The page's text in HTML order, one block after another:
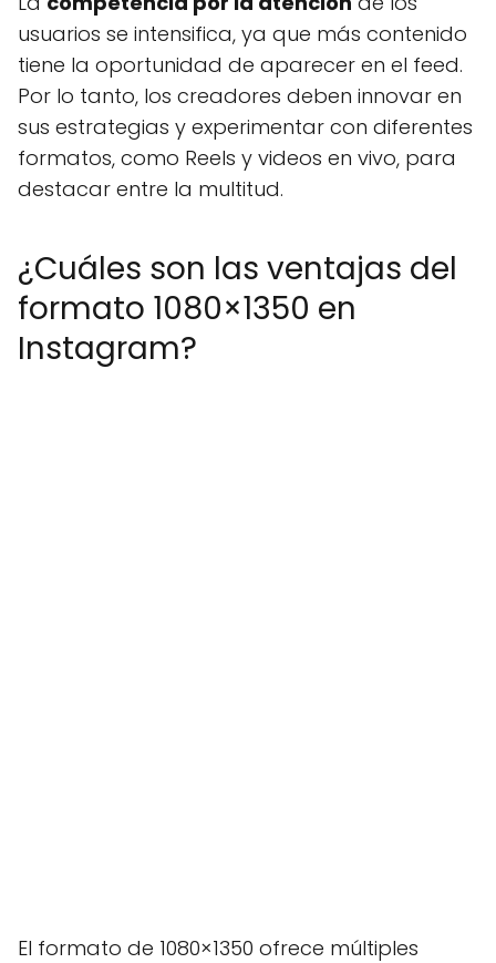
usuarios se intensifica, ya que más contenido
tiene la oportunidad de aparecer en el feed.
Por lo tanto, los creadores deben innovar en
sus estrategias y experimentar con diferentes
formatos, como Reels y videos en vivo, para
destacar entre la multitud.
¿Cuáles son las ventajas del
formato 1080×1350 en
Instagram?
El formato de 1080×1350 ofrece múltiples